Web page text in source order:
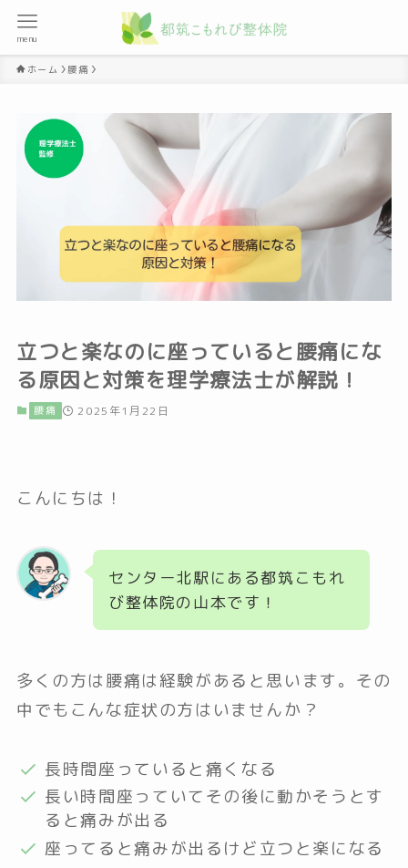
menu
ホーム 腰痛
立つと楽なのに座っていると腰痛にな
る原因と対策を理学療法士が解説！
腰痛 2025年1月22日
こんにちは！
センター北駅にある都筑こもれ
び整体院の山本です！
多くの方は腰痛は経験があると思います。その
中でもこんな症状の方はいませんか？
長時間座っていると痛くなる
長い時間座っていてその後に動かそうとす
ると痛みが出る
座ってると痛みが出るけど立つと楽になる